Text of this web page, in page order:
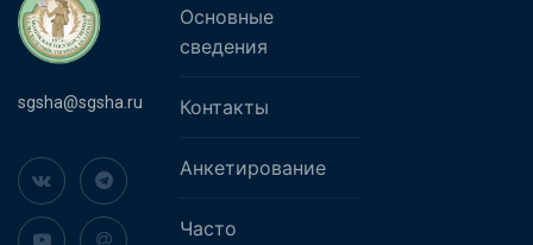
sgsha@sgsha.ru
Основные
сведения
Контакты
Анкетирование
Часто